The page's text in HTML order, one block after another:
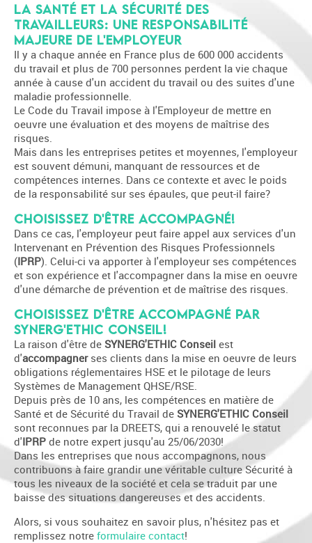
La santé et la sécurité des
travailleurs: une responsabilité
majeure de l'employeur
Il y a chaque année en France plus de 600 000 accidents
du travail et plus de 700 personnes perdent la vie chaque
année à cause d'un accident du travail ou des suites d'une
maladie professionnelle.
Le Code du Travail impose à l'Employeur de mettre en
oeuvre une évaluation et des moyens de maîtrise des
risques.
Mais dans les entreprises petites et moyennes, l'employeur
est souvent démuni, manquant de ressources et de
compétences internes. Dans ce contexte et avec le poids
de la responsabilité sur ses épaules, que peut-il faire?
Choisissez d'être accompagné!
Dans ce cas, l'employeur peut faire appel aux services d'un
Intervenant en Prévention des Risques Professionnels
(IPRP). Celui-ci va apporter à l'employeur ses compétences
et son expérience et l'accompagner dans la mise en oeuvre
d'une démarche de prévention et de maîtrise des risques.
Choisissez d'être accompagné par
synerg'ethic conseil!
La raison d'être de SYNERG'ETHIC Conseil est
d'accompagnerses clients dans la mise en oeuvre de leurs
obligations réglementaires HSE et le pilotage de leurs
Systèmes de Management QHSE/RSE.
Depuis près de 10 ans, les compétences en matière de
Santé et de Sécurité du Travail de SYNERG'ETHIC Conseil
sont reconnues par la DREETS, qui a renouvelé le statut
d'IPRP de notre expert jusqu'au 25/06/2030!
Dans les entreprises que nous accompagnons, nous
contribuons à faire grandir une véritable culture Sécurité à
tous les niveaux de la société et cela se traduit par une
baisse des situations dangereuses et des accidents.
Alors, si vous souhaitez en savoir plus, n'hésitez pas et
remplissez notre formulaire contact!